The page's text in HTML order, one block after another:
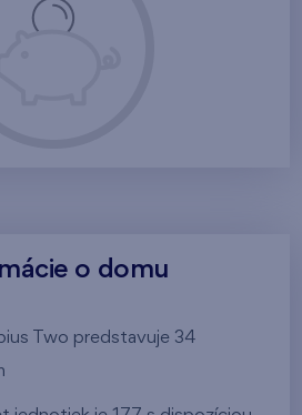
o domu
Two predstavuje 34